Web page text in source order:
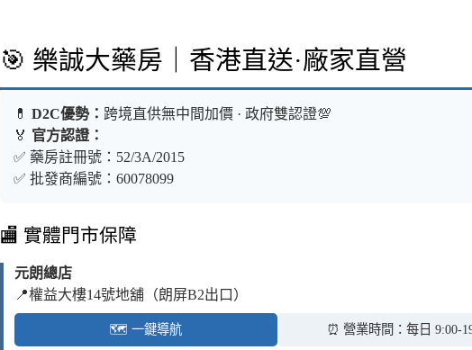
🎯 樂誠大藥房｜香港直送·廠家直營
💊 D2C優勢： 跨境直供無中間加價 · 政府雙認證💯
🏅 官方認證：
✅ 藥房註冊號：52/3A/2015
✅ 批發商編號：60078099
🏬 實體門市保障
元朗總店
📍權益大樓14號地舖（朗屏B2出口）
🗺️ 一鍵導航 ⏰ 營業時間：每日 9:00-